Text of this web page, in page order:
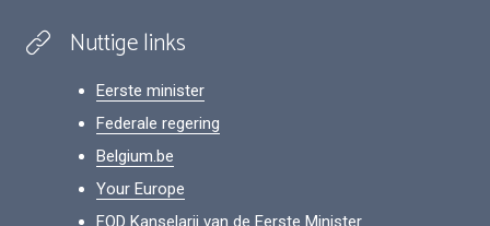
Nuttige links
Eerste minister
Federale regering
Belgium.be
Your Europe
FOD Kanselarij van de Eerste Minister